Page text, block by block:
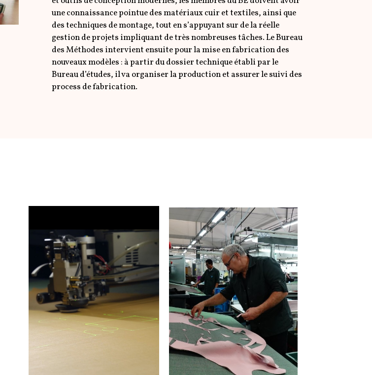
une connaissance pointue des matériaux cuir et textiles, ainsi que
des techniques de montage, tout en s’appuyant sur de la réelle
gestion de projets impliquant de très nombreuses tâches. Le Bureau
des Méthodes intervient ensuite pour la mise en fabrication des
nouveaux modèles : à partir du dossier technique établi par le
Bureau d’études, il va organiser la production et assurer le suivi des
process de fabrication.